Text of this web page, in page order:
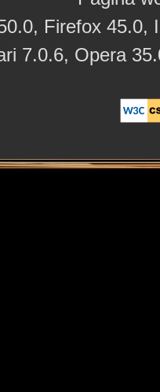
Firefox 45.0,
7.0.6, Opera